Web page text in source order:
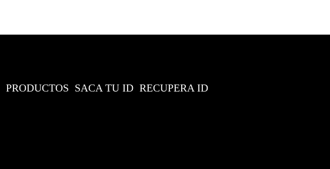
PRODUCTOS SACA TU ID RECUPERA ID